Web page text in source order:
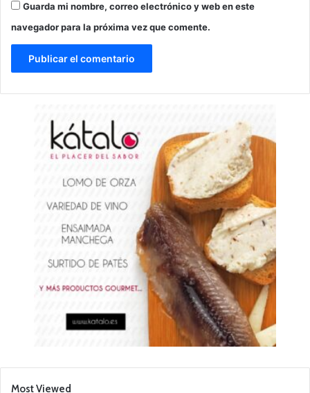
Guarda mi nombre, correo electrónico y web en este
navegador para la próxima vez que comente.
Most Viewed